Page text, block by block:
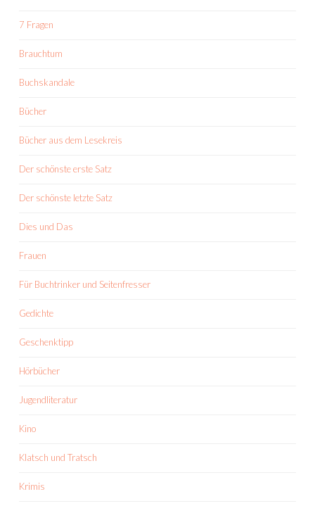
7 Fragen
Brauchtum
Buchskandale
Bücher
Bücher aus dem Lesekreis
Der schönste erste Satz
Der schönste letzte Satz
Dies und Das
Frauen
Für Buchtrinker und Seitenfresser
Gedichte
Geschenktipp
Hörbücher
Jugendliteratur
Kino
Klatsch und Tratsch
Krimis